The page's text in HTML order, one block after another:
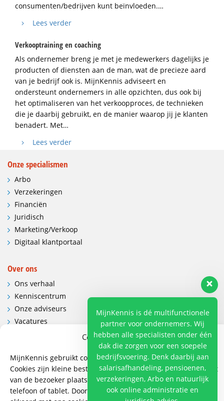
Cookies en privacy
MijnKennis gebruikt cookies om de website te verbeteren.
Cookies zijn kleine bestanden die de website op een apparaat
van de bezoeker plaatst. Bijvoorbeeld op een computer,
telefoon of tablet. Door op cookies toestaan te klikken, gaat u
consumenten/bedrijven kunt beïnvloeden.…
Lees verder
Verkooptraining en coaching
Als ondernemer breng je met je medewerkers dagelijks je
producten of diensten aan de man, wat de precieze aard
van je bedrijf ook is. MijnKennis adviseert en
ondersteunt ondernemers in alle opzichten, dus ook bij
het optimaliseren van het verkoopproces, de technieken
die je daarbij gebruikt, en de manier waarop jij je klanten
benadert. Met…
Lees verder
Onze specialismen
Arbo
Verzekeringen
Financiën
Juridisch
Marketing/Verkoop
Digitaal klantportaal
Over ons
Ons verhaal
Kenniscentrum
Onze adviseurs
Vacatures
Contactgegevens en route
Contact
Wij hebben vestigingen in:
Doetinchem, Lent
MijnKennis is dé multifunctionele
partner voor ondernemers. Wij
hebben alle specialisten onder één
dak die zorgen voor een soepele
bedrijfsvoering. Denk daarbij aan
salarisafhandeling, pensioenen,
verzekeringen, Arbo en natuurlijk
ook online administratie en